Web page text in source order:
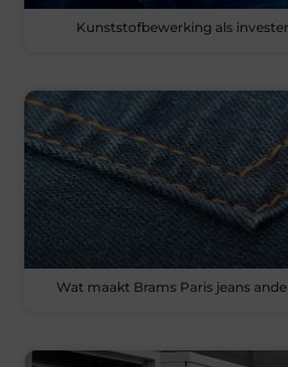
Kunststofbewerking als
Wat maakt Brams Paris jeans